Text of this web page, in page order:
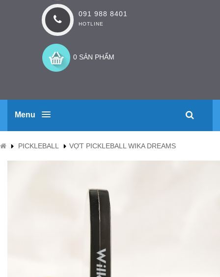
091 988 8401
HOTLINE
0 SẢN PHẨM
Menu
PICKLEBALL VỢT PICKLEBALL WIKA DREAMS